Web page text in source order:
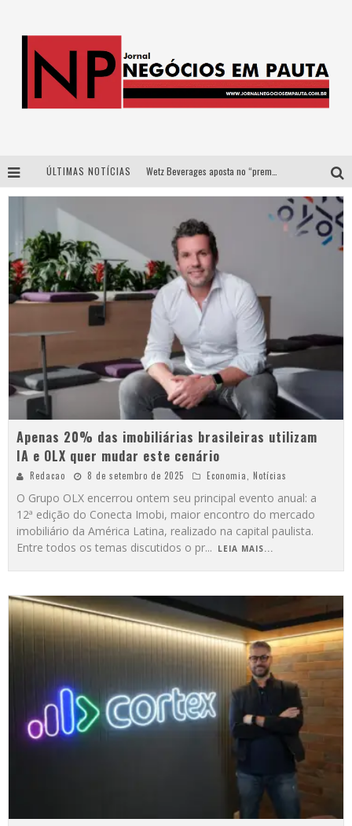
ÚLTIMAS NOTÍCIAS Apenas 20% das imobiliárias brasileiras utilizam IA e OLX quer mudar este cenário
Apenas 20% das imobiliárias brasileiras utilizam
IA e OLX quer mudar este cenário
Redacao 8 de setembro de 2025 Economia Notícias
O Grupo OLX encerrou ontem seu principal evento anual: a
12ª edição do Conecta Imobi, maior encontro do mercado
imobiliário da América Latina, realizado na capital paulista.
Entre todos os temas discutidos o pr... LEIA MAIS...